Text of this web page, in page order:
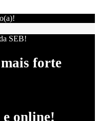
SEB!
forte
online!